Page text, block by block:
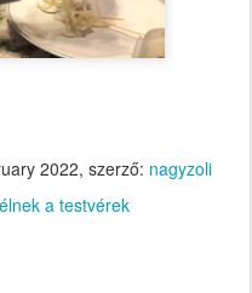
2022, szerző: nagyzoli
a testvérek